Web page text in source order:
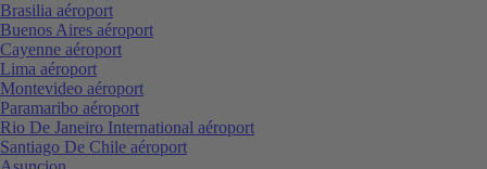
Brasilia aéroport
Buenos Aires aéroport
Cayenne aéroport
Lima aéroport
Montevideo aéroport
Paramaribo aéroport
Rio De Janeiro International aéroport
Santiago De Chile aéroport